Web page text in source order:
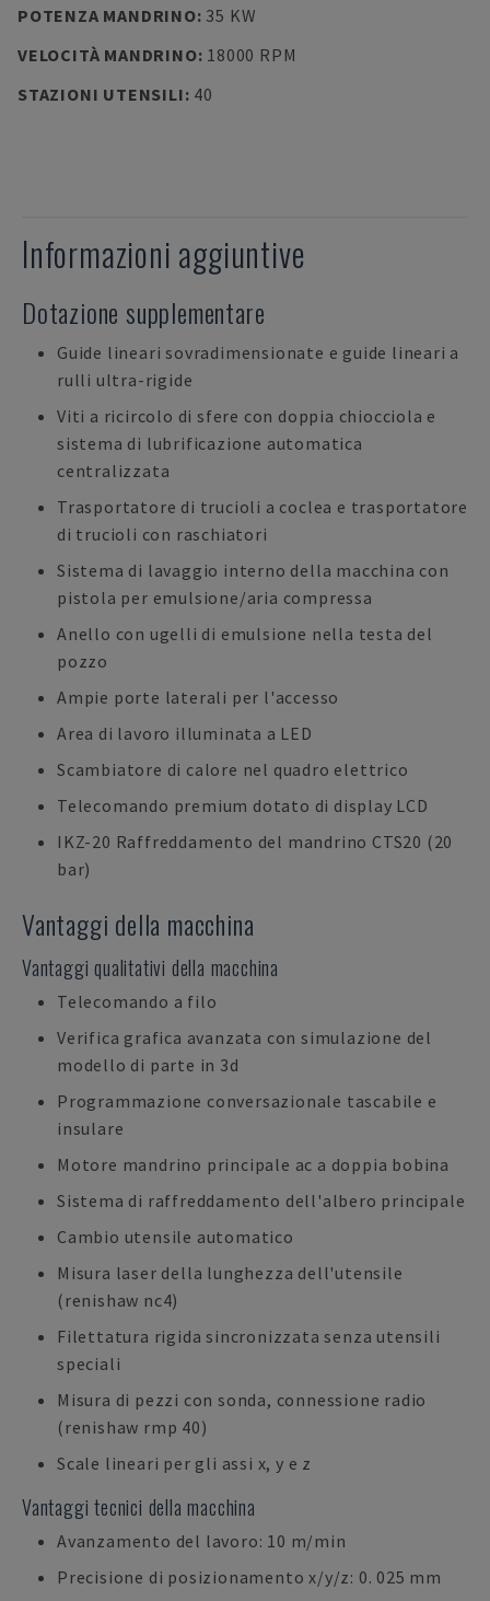
POTENZA MANDRINO: 35 KW
VELOCITÀ MANDRINO: 18000 RPM
STAZIONI UTENSILI: 40
Informazioni aggiuntive
Dotazione supplementare
Guide lineari sovradimensionate e guide lineari a
rulli ultra-rigide
Viti a ricircolo di sfere con doppia chiocciola e
sistema di lubrificazione automatica
centralizzata
Trasportatore di trucioli a coclea e trasportatore
di trucioli con raschiatori
Sistema di lavaggio interno della macchina con
pistola per emulsione/aria compressa
Anello con ugelli di emulsione nella testa del
pozzo
Ampie porte laterali per l'accesso
Area di lavoro illuminata a LED
Scambiatore di calore nel quadro elettrico
Telecomando premium dotato di display LCD
IKZ-20 Raffreddamento del mandrino CTS20 (20
bar)
Vantaggi della macchina
Vantaggi qualitativi della macchina
Telecomando a filo
Verifica grafica avanzata con simulazione del
modello di parte in 3d
Programmazione conversazionale tascabile e
insulare
Motore mandrino principale ac a doppia bobina
Sistema di raffreddamento dell'albero principale
Cambio utensile automatico
Misura laser della lunghezza dell'utensile
(renishaw nc4)
Filettatura rigida sincronizzata senza utensili
speciali
Misura di pezzi con sonda, connessione radio
(renishaw rmp 40)
Scale lineari per gli assi x, y e z
Vantaggi tecnici della macchina
Avanzamento del lavoro: 10 m/min
Precisione di posizionamento x/y/z: 0. 025 mm